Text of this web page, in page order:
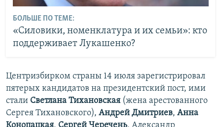
БОЛЬШЕ ПО ТЕМЕ:
«Силовики, номенклатура и их семьи»: кто
поддерживает Лукашенко?
Центризбирком страны 14 июля зарегистрировал
пятерых кандидатов на президентский пост, ими
стали Светлана Тихановская (жена арестованного
Сергея Тихановского), Андрей Дмитриев, Анна
Конопацкая, Сергей Черечень, Александр